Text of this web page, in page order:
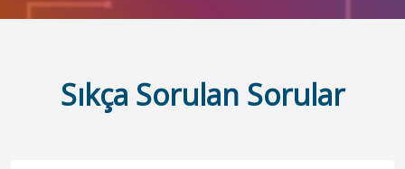
Sıkça Sorulan Sorular